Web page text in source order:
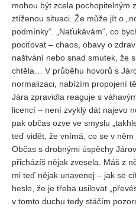
mohou být zcela pochopitelným
ztíženou situaci. Že může jít o
podmínky“. „Naťukávám“, co
pociťovat – chaos, obavy o
naštvání nebo snad smutek, že
chtěla… V průběhu hovorů s
normalizaci, nabízím propojení
Jára zpravidla reaguje s
licencí – není zvyklý dát najevo
pak občas ozve ve smyslu
teď vidět, že vnímá, co se v něm
Občas s drobnými úspěchy
přicházíš nějak zvesela. Máš z
mi teď nějak unavenej – jak se
heslo, že je třeba usilovat
v tomto duchu tedy stáčím